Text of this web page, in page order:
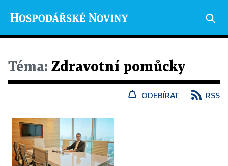
Téma: Zdravotní pomůcky
ODEBÍRAT RSS